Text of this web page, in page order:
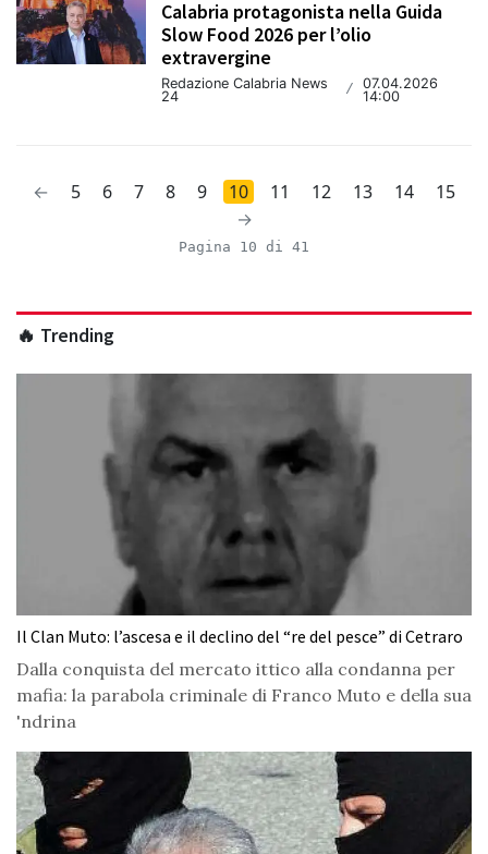
Calabria protagonista nella Guida
Slow Food 2026 per l’olio
extravergine
Redazione Calabria News
24
/
07.04.2026
14:00
← 5 6 7 8 9 10 11 12 13 14
15
→
Pagina 10 di 41
🔥 Trending
Il Clan Muto: l’ascesa e il declino del “re del pesce” di Cetraro
Dalla conquista del mercato ittico alla condanna per
mafia: la parabola criminale di Franco Muto e della sua
'ndrina